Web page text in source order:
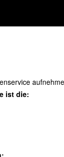
ist die: